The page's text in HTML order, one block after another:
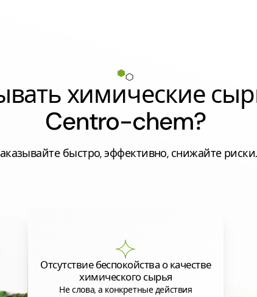
химические
Centro-chem?
быстро, эффективно, снижайте риски.
Отсутствие беспокойства о качестве
химического сырья
Не слова, а конкретные действия